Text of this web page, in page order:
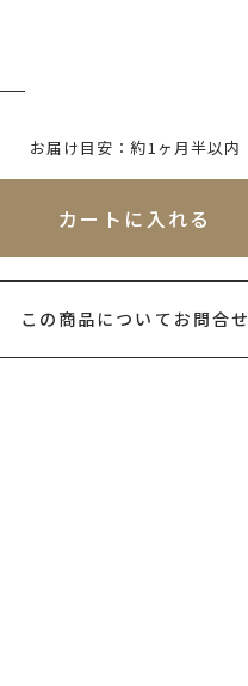
※必ず選択ください
お届け目安：約1ヶ月半以内
カートに入れる
この商品についてお問合せ